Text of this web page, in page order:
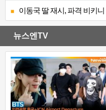
이동국 딸 재시, 파격 비키
뉴스엔TV